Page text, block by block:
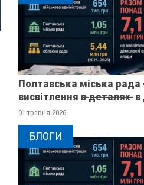
Полтавська міська рада
висвітлення в̶ ̶д̶е̶т̶а̶л̶я̶х̶
01 травня 2026
БЛОГИ